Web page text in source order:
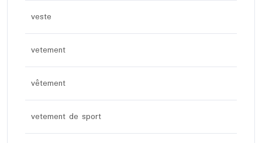
veste
vetement
vêtement
vetement de sport